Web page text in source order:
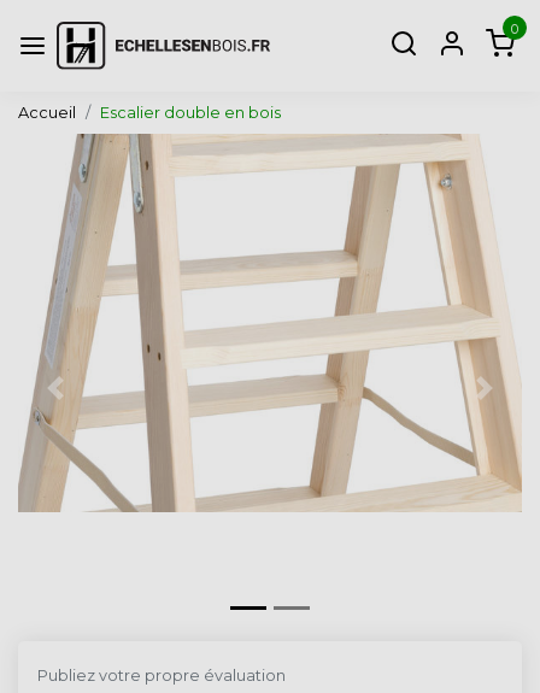
0
Accueil Escalier double en bois
Page précédente Page
Publiez votre propre évaluation